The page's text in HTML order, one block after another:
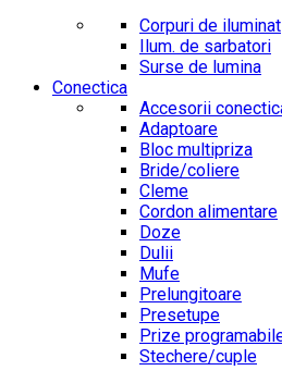
Corpuri de iluminat
Ilum. de sarbatori
Surse de lumina
Conectica
Accesorii
Adaptoare
Bloc multipriza
Bride/coliere
Cleme
Cordon alimentare
Doze
Dulii
Mufe
Prelungitoare
Presetupe
Prize
Stechere/cuple